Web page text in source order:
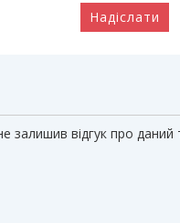
Надіслати
залишив відгук про